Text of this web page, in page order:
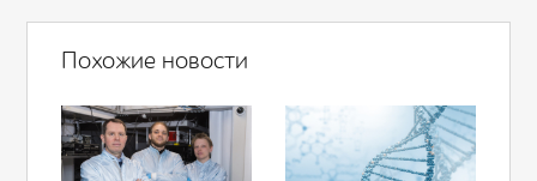
Похожие новости